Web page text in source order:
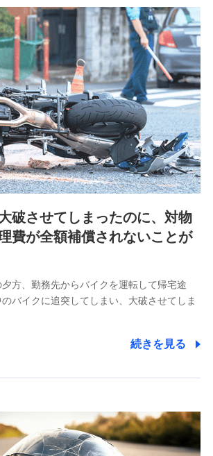
定業務、営業情報の提供業務、契約締結手
業務、およびこれらに準ずる業務の遂行
報
に対応するため
人情報
びこれらに準ずる業務の遂行のため
管理クラウド並びに法人向けASPサー
問い合わせ情報
に対応するため
する情報提供や、皆様に有用なお知らせ
ため
体の運営改善に必要なデータを解析し、
やお問い合わせ内容の正確な把握のため
理者の職名、連絡先
京都中央区日本橋人形町2-14-10 アー
者提供について
同意がある場合または法令に基づく場
に提供いたしません。
破させてしまったのに、対物
費が全額補償されないことが
方、勤務先からバイクを運転して帰宅途
バイクに追突してしまい、大破させてしま
続きを見る